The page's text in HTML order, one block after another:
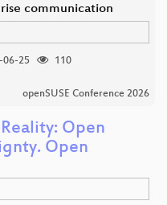
communication
06-25
110
openSUSE Conference 2026
Open
Open